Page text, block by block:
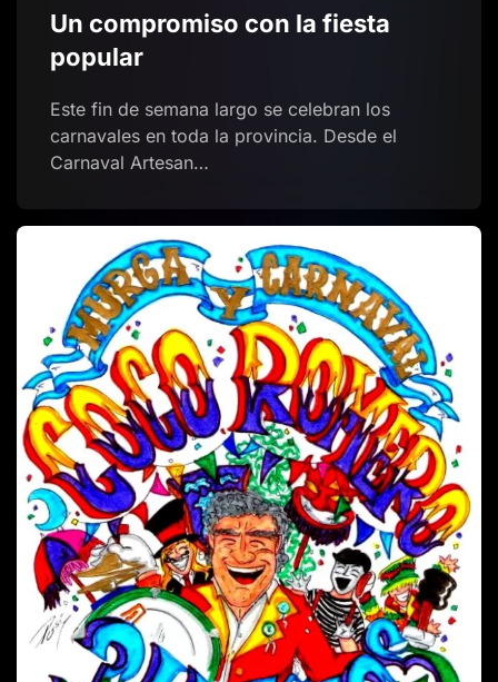
Un compromiso con la fiesta
popular
Este fin de semana largo se celebran los
carnavales en toda la provincia. Desde el
Carnaval Artesan…